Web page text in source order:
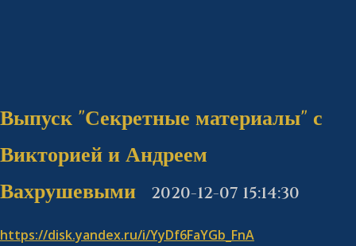
Выпуск "Секретные материалы" с
Викторией и Андреем
Вахрушевыми
2020-12-07 15:14:30
https://disk.yandex.ru/i/YyDf6FaYGb_FnA